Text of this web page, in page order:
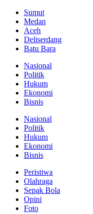
Sumut
Medan
Aceh
Deliserdang
Batu Bara
Nasional
Politik
Hukum
Ekonomi
Bisnis
Nasional
Politik
Hukum
Ekonomi
Bisnis
Peristiwa
Olahraga
Sepak Bola
Opini
Foto